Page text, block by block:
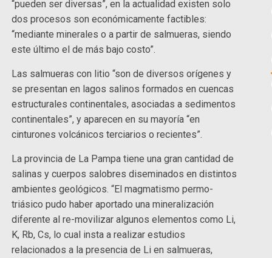
“pueden ser diversas”, en la actualidad existen solo
dos procesos son económicamente factibles:
“mediante minerales o a partir de salmueras, siendo
este último el de más bajo costo”.
Las salmueras con litio “son de diversos orígenes y
se presentan en lagos salinos formados en cuencas
estructurales continentales, asociadas a sedimentos
continentales”, y aparecen en su mayoría “en
cinturones volcánicos terciarios o recientes”.
La provincia de La Pampa tiene una gran cantidad de
salinas y cuerpos salobres diseminados en distintos
ambientes geológicos. “El magmatismo permo-
triásico pudo haber aportado una mineralización
diferente al re-movilizar algunos elementos como Li,
K, Rb, Cs, lo cual insta a realizar estudios
relacionados a la presencia de Li en salmueras,